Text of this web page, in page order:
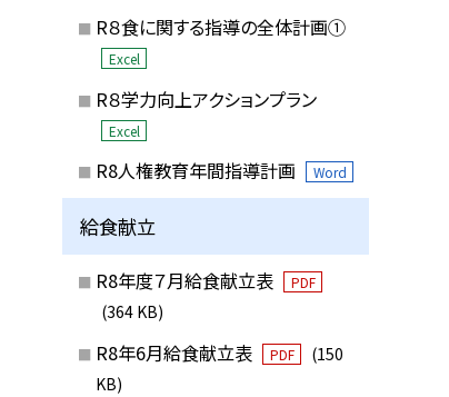
R８食に関する指導の全体計画①
Excel
R８学力向上アクションプラン
Excel
R8人権教育年間指導計画 Word
給食献立
R8年度７月給食献立表 PDF
(364 KB)
R8年6月給食献立表 PDF
(150
KB)